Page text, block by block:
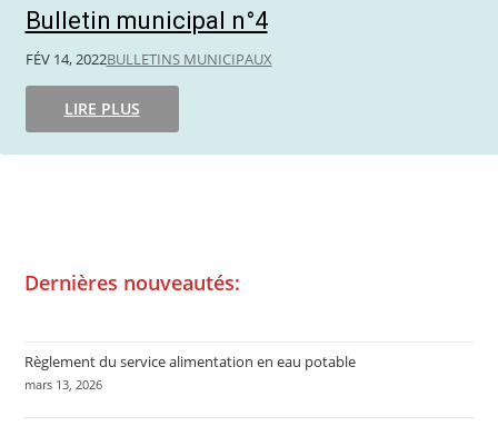
Bulletin municipal n°4
FÉV 14, 2022BULLETINS MUNICIPAUX
LIRE PLUS
Dernières nouveautés:
Règlement du service alimentation en eau potable
mars 13, 2026